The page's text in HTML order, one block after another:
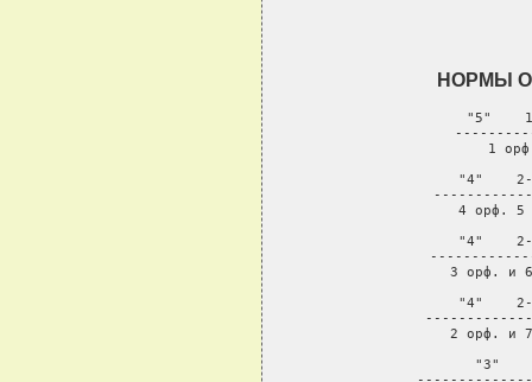
НОРМЫ
"5"    1
1
"4"    2-
4 орф. 5
"4"    2-
3 орф. и
"4"    2-
2 орф. и
"3"